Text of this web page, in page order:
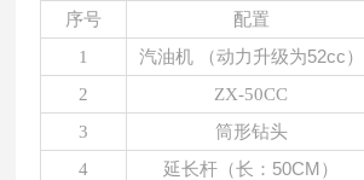
序号 配置
1
汽油机（动力升级为52cc）
2
ZX-50CC
3
筒形钻头
4
延长杆（长： 50CM）